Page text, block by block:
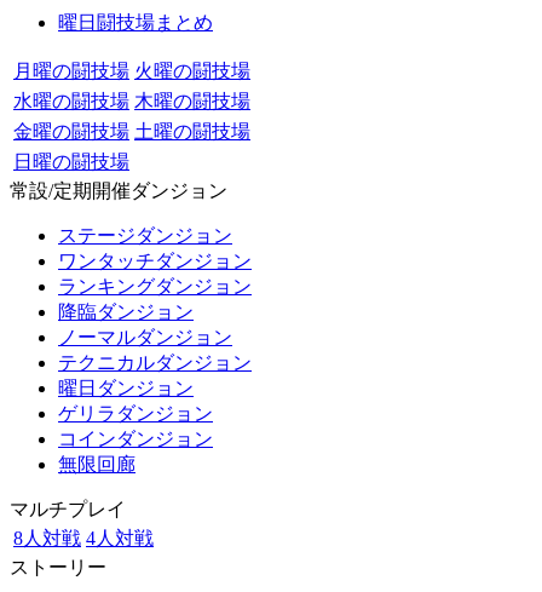
曜日闘技場まとめ
月曜の闘技場 火曜の闘技場
水曜の闘技場 木曜の闘技場
金曜の闘技場 土曜の闘技場
日曜の闘技場
常設/定期開催ダンジョン
ステージダンジョン
ワンタッチダンジョン
ランキングダンジョン
降臨ダンジョン
ノーマルダンジョン
テクニカルダンジョン
曜日ダンジョン
ゲリラダンジョン
コインダンジョン
無限回廊
マルチプレイ
8人対戦 4人対戦
ストーリー